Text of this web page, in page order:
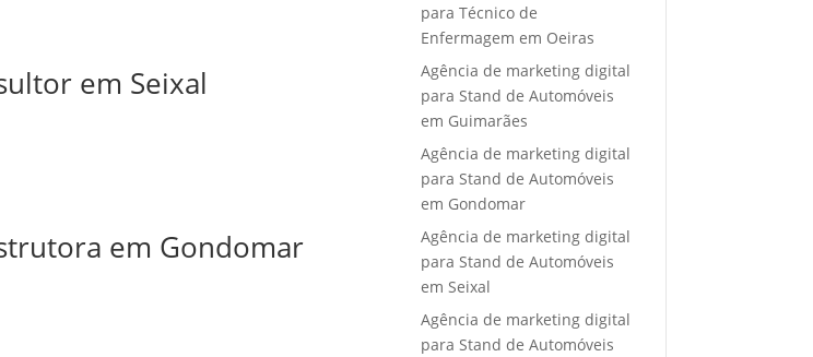
em Seixal
em Gondomar
para Técnico de
Enfermagem em Oeiras
Agência de marketing digital
para Stand de Automóveis
em Guimarães
Agência de marketing digital
para Stand de Automóveis
em Gondomar
Agência de marketing digital
para Stand de Automóveis
em Seixal
Agência de marketing digital
para Stand de Automóveis